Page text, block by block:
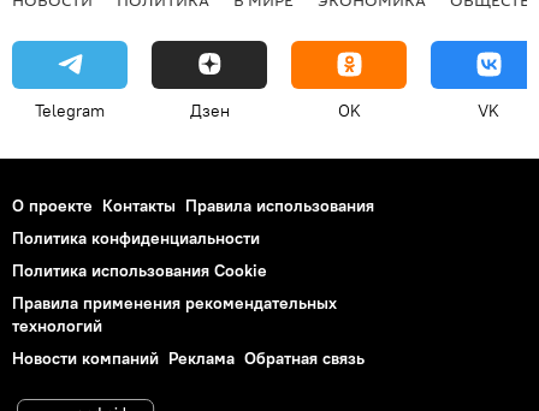
Telegram Дзен OK VK
О проекте Контакты Правила использования
Политика конфиденциальности
Политика использования Cookie
Правила применения рекомендательных
технологий
Новости компаний Реклама Обратная связь